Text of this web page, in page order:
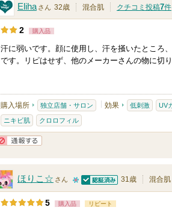
Eliha さん 32歳 混合肌 クチコミ投稿7件
2 購入品
汗に弱いです。顔に使用し、汗を掻いたところ
です。リピはせず、他のメーカーさんの物に切り
購入場所 独立店舗・サロン 効果 低刺激 UV
ニキビ肌 クロロフィル
ほりこ☆ さん
1
0
31歳 混合肌
5 購入品 リピート